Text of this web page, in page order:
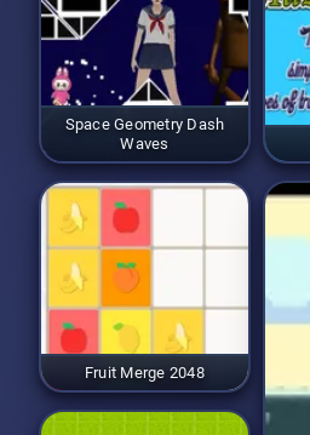
Space Geometry Dash
Waves
Fruit Merge 2048